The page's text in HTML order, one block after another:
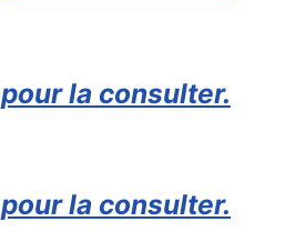
la consulter.
la consulter.